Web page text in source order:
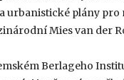
urbanistické plány
Mies van der
Berlageho